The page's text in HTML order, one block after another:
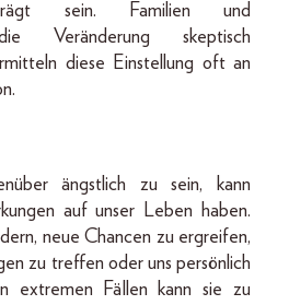
sein. Familien und
Veränderung skeptisch
diese Einstellung oft an
ängstlich zu sein, kann
auf unser Leben haben.
neue Chancen zu ergreifen,
zu treffen oder uns persönlich
extremen Fällen kann sie zu